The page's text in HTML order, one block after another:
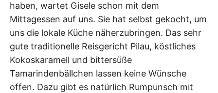
haben, wartet Gisele schon mit dem
Mittagessen auf uns. Sie hat selbst gekocht, um
uns die lokale Küche näherzubringen. Das sehr
gute traditionelle Reisgericht Pilau, köstliches
Kokoskaramell und bittersüße
Tamarindenbällchen lassen keine Wünsche
offen. Dazu gibt es natürlich Rumpunsch mit